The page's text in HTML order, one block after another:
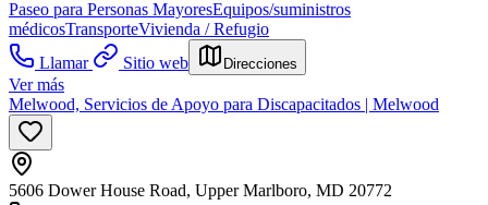
Paseo para Personas MayoresEquipos/suministros
médicosTransporteVivienda / Refugio
Llamar
Sitio web Direcciones
Ver más
Melwood, Servicios de Apoyo para Discapacitados | Melwood
5606 Dower House Road, Upper Marlboro, MD 20772